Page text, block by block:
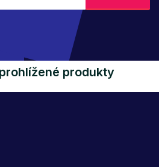
produkty